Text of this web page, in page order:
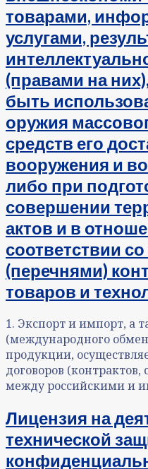
товарами,
услугами,
(правами на
быть
оружия
средств его
вооружения и
либо при
совершении
актов и в
соответствии
(перечнями)
товаров и
1. Экспорт и импорт, а
(международного
продукции,
договоров
между российскими и
Лицензия на
технической